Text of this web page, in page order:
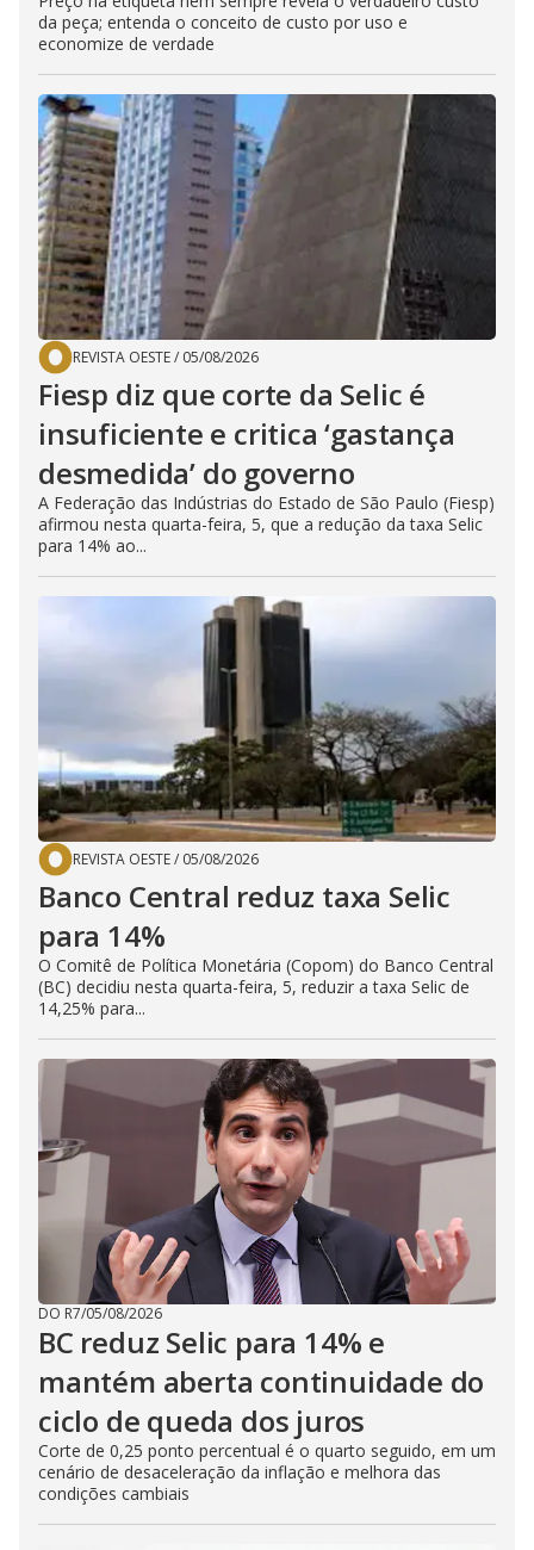
da peça; entenda o conceito de custo por uso e
economize de verdade
REVISTA OESTE/ 05/08/2026
Fiesp diz que corte da Selic é
insuficiente e critica ‘gastança
desmedida’ do governo
A Federação das Indústrias do Estado de São Paulo (Fiesp)
afirmou nesta quarta-feira, 5, que a redução da taxa Selic
para 14% ao...
REVISTA OESTE/ 05/08/2026
Banco Central reduz taxa Selic
para 14%
O Comitê de Política Monetária (Copom) do Banco Central
(BC) decidiu nesta quarta-feira, 5, reduzir a taxa Selic de
14,25% para...
DO R7/05/08/2026
BC reduz Selic para 14% e
mantém aberta continuidade do
ciclo de queda dos juros
Corte de 0,25 ponto percentual é o quarto seguido, em um
cenário de desaceleração da inflação e melhora das
condições cambiais